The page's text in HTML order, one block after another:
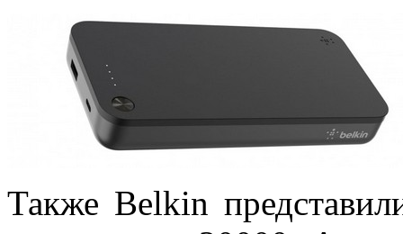
Также Belkin